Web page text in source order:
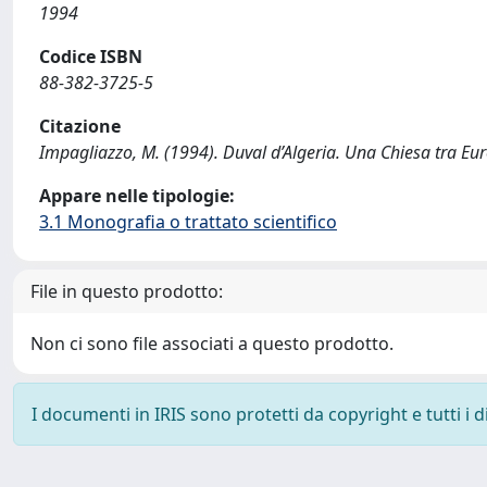
1994
Codice ISBN
88-382-3725-5
Citazione
Impagliazzo, M. (1994). Duval d’Algeria. Una Chiesa tra
Appare nelle tipologie:
3.1 Monografia o trattato scientifico
File in questo prodotto:
Non ci sono file associati a questo prodotto.
I documenti in IRIS sono protetti da copyright e tutti i